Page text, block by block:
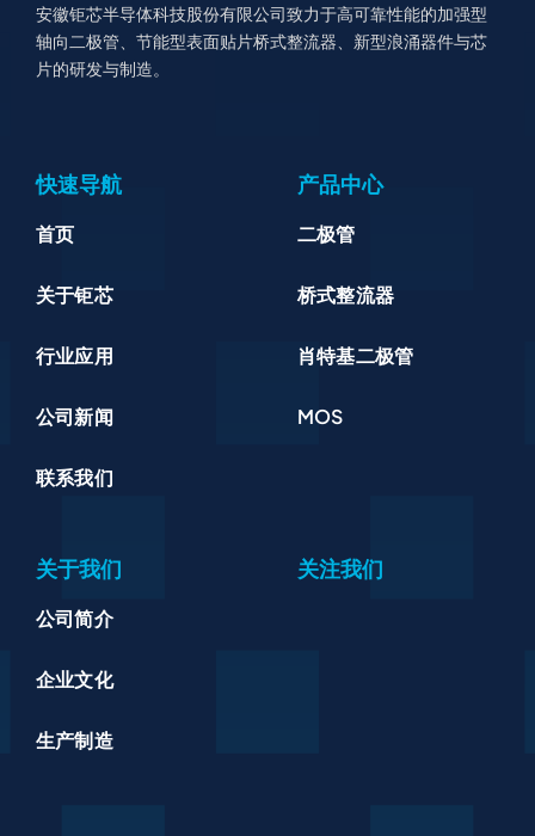
安徽钜芯半导体科技股份有限公司致力于高可靠性能的加强型
轴向二极管、节能型表面贴片桥式整流器、新型浪涌器件与芯
片的研发与制造。
快速导航
首页
关于钜芯
行业应用
公司新闻
联系我们
产品中心
二极管
桥式整流器
肖特基二极管
MOS
关于我们
公司简介
企业文化
生产制造
关注我们